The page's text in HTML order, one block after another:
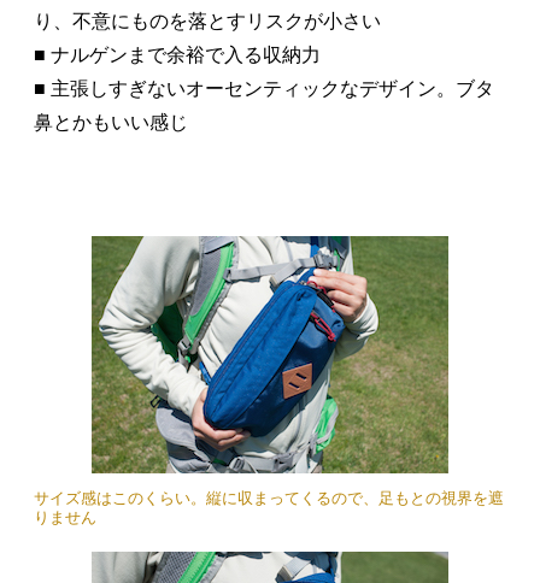
り、不意にものを落とすリスクが小さい
■ ナルゲンまで余裕で入る収納力
■ 主張しすぎないオーセンティックなデザイン。ブタ
鼻とかもいい感じ
サイズ感はこのくらい。縦に収まってくるので、足もとの視界を遮
りません